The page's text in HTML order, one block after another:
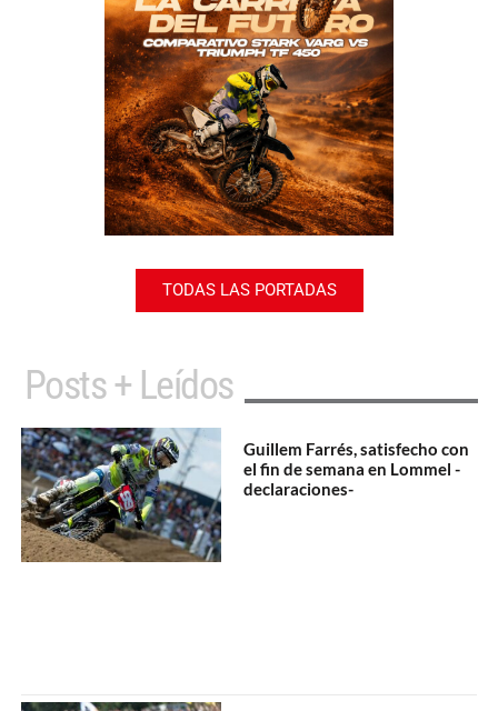
TODAS LAS PORTADAS
Posts + Leídos
Guillem Farrés, satisfecho con
el fin de semana en Lommel -
declaraciones-